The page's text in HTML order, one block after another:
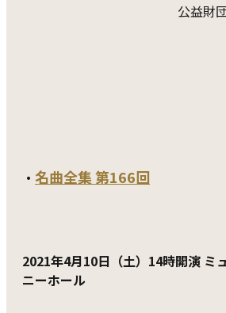
公益財
・ 名曲全集 第166回
2021年4月10日（土）14時開演 ミ
ニーホール